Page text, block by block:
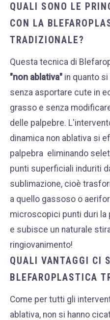
QUALI SONO LE
CON LA
TRADIZIONALE?
Questa tecnica di
"non ablativa" in quanto
senza asportare cute in
grasso e senza
delle palpebre. L'intervento di Blefaroplastica
dinamica non ablativa si
palpebra eliminando
punti superficiali induriti
sublimazione, cioè
a quello gassoso o
microscopici punti duri
e subisce un naturale
QUALI VANTAGGI CI
BLEFAROPLASTICA
Come per tutti gli
ablativa, non si hanno